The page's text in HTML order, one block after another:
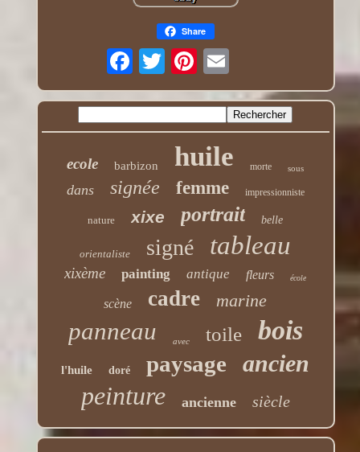
Share
ecole barbizon huile morte sous
dans signée femme impressionniste
nature xixe portrait belle
orientaliste signé tableau
xixème painting antique fleurs école
scène cadre marine
panneau avec toile bois
l'huile doré paysage ancien
peinture ancienne siècle